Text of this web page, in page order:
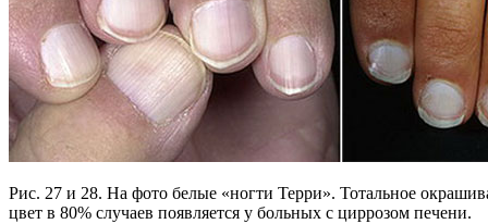
Рис. 27 и 28. На фото белые «ногти Терри». Тотальное
цвет в 80% случаев появляется у больных с циррозом печени.